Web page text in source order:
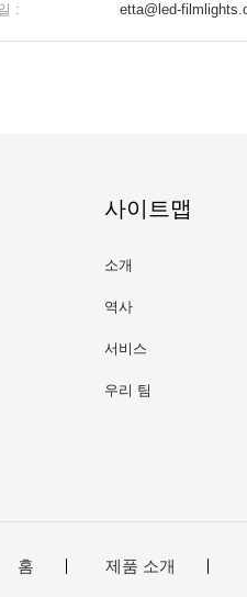
:
사이트맵
소개
역사
서비스
우리 팀
홈 제품 소개